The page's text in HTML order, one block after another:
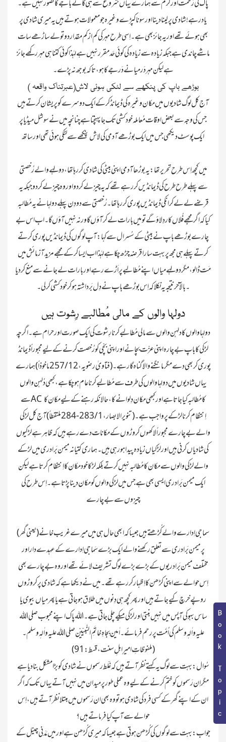
Book Topic
پاک کی رَحمت اور کَرم سے ہمارے یہاں شروع سے ہی گانے باجے کا تصور نہیں ہے ۔
یاد رہے! شادی پر لینا دینا اور سونا کپڑے وغیرہ جو معمولات ہوتے ہیں یہ میری شادی پر
بھی ہوئے تھے اور یہ جائز بھی ہے ۔ اِسی طرح مہر کی کم از کم مقدار دو تولے ساڑھے سات
ماشے چاندی ہے جبکہ زیادہ سے زیادہ کی کوئی حَد مقرر نہیں ہے لہٰذا کوئی کتنا ہی مہر رکھے جائز
بوڑھے باپ کی پنکھے سے لٹکی ہوئی لاش(عبرتناک واقعہ )
آج کل لوگ شادیوں میں مکان وغیرہ کی ڈیمانڈ کر کے ایک دوسرے کو پریشان کرتے ہیں
جس کی وجہ سے بعض اوقات مُعاملہ خودکشی تک جا پہنچتا ہے چنانچہ میں نے سوشل میڈیا پر
میں کچھ اِس طرح تحریر تھا : یہ بوڑھا آدمی اپنی بیٹی کی شادی کر رہا تھا ، دولہے والے رُخصتی
سے پہلے طرح طرح کی ڈیمانڈیں کر رہے تھےکہ یہ چیز لے کر دو اور وہ چیز لے کر دو جبکہ یہ
قرضے لے لے کر انکی ڈیمانڈیں پوری کررہا تھا ۔ رُخصتی سے دو دِ ن پہلے دولہا نے یہ مُطالبہ
کیا کہ اگر مجھے فُلاں کار دِلاؤ گے تو میں بارات لے کر آؤں گا ورنہ نہیں آؤں گا۔ اب اس بے
چارے بوڑھے باپ نے بیٹی کے سُسرال سے کہا : آپ لوگوں کی ڈیمانڈیں پوری کرتے
کرتے پہلے ہی مجھ پر بہت سارا قرضہ چڑھ چکا ہے لہٰذا اب ایسا کر کے مجھے مزید آزمائش میں
مَت ڈالو ، مگر دولہے میا ں اپنے مُطالبے پر اَڑے رہے اور بارات لے جانے سے منع کر دیا
دولہا والوں کے مالی مُطالبے رِشوت ہیں
دولہا والوں کا دلہن والوں سے مالی مُطالبے کرنا رِشوت کی ایک صورت اور حرام ہے۔ اگرچہ
لڑکی کا باپ بے چارہ اپنی عزّت بچانے اور اپنی بچّی کو رُخصت کرنے کے لیے مجبورا ً ڈیمانڈ
پوری کر بھی دے مگر مانگنے والا گناہ گار ہے۔ ( فتاویٰ رضویہ ، 12 / 257 ماخوذاً) ہمارے
یہاں شادیوں میں دولہا والوں کی طرف سے مُطالبے کرنا عام ہو چکا ہے ، کبھی دُلہن والوں
سے AC کا مُطالبہ کیا جاتا ہے اور کبھی مکان دِلوانے کا ، حالانکہ رہنے کے لیے مکان کا
اِنتظام کرنا لڑکے پر واجب ہے ۔ (تنوير الابصار ، 1 / 283-284 ملتقطاً) آج کل لڑکی
والے بے چارے مجبوراً لاکھوں کروڑوں کے مکانات دے رہے ہیں کہ ظاہر ہے لڑکیوں
کی شادیاں کرنی ہیں اور لڑکیاں زیادہ پیدا ہو رہی ہیں۔ ہماری کتیانہ میمن بَرادری میں لڑکے
والے لڑکی والوں سے مکان کا مُطالبہ نہیں کرتے بلکہ لڑکا خود مکان کا اِنتظام کرتا ہے لیکن
ایک میمن بَرادری ایسی بھی ہے جس میں لڑکی والوں کو مکان دینا پڑتا ہے ۔ اِس طرح کی
چیزوں سے بے چارے
سماجی اِدارے والے کُڑھتے ہیں جیسا کہ ابھی حال ہی میں میرے غریب خانے(یعنی گھر)
پر میمن بَرادری سے تعلق رکھنے والے ایک بڑے سَماجی اِدارے کے عہدے دار اور
مختلف میمن بَرادریوں کے بڑے بڑے لوگ تشریف لائے تھے اور وہ بے چارے بھی
اِس حوالے سے اپنی کڑھن کا اِظہار کر رہے تھے۔ میں نے دیکھا ہے کہ شادی پر کروڑوں
روپے خرچ کیے جاتے ہیں اور پھر کچھ ہی دِنوں میں طلاق ہو جاتی ہے یا پھر میاں بیوی یا
ساس بہو کی آپس میں نہیں بنتی اور لڑکی میکے چلی جاتی ہے۔ اللہ پاک اپنے محبوب صلی اللہ
علیہ واٰلہٖ وسلم کی اُمَّت پر رحم فرمائے۔ اٰمین بِجاہِ خاتَمِ النَّبیِّیْن صلی اللہ علیه واٰلهٖ وسلم ۔
(ملفوظاتِ امیرِاہلِ سنت ، قسط : 91)
سُوال : بہت سے لوگ یہ کہتے نظر آتے ہیں کہ غَلَط رسموں نے شادی کو بڑا مشکل بنا دیا ہے
مگر اِن رَسموں کو ختم کرنے کے لیے وہ عملی طور پر میدان میں نہیں آتے یہاں تک کہ اگر
ان کے اپنے گھر کے کسی فرد کی شادی ہو تو وہ بھی ان رَسموں میں مبتلا نظر آتے ہیں ، اِس
جواب : بہت سے لوگوں کی کُڑھن ہوتی ہے جیسا کہ میری کُڑھن ہے اور میں مَدَنی چینل کے